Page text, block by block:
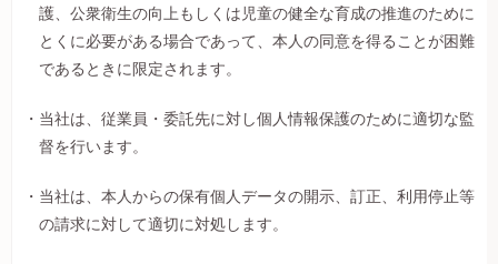
護、公衆衛生の向上もしくは児童の健全な育成の推進のために
とくに必要がある場合であって、本人の同意を得ることが困難
であるときに限定されます。
当社は、従業員・委託先に対し個人情報保護のために適切な監
督を行います。
当社は、本人からの保有個人データの開示、訂正、利用停止等
の請求に対して適切に対処します。